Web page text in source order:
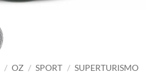
/ OZ / SPORT / SUPERTURISMO